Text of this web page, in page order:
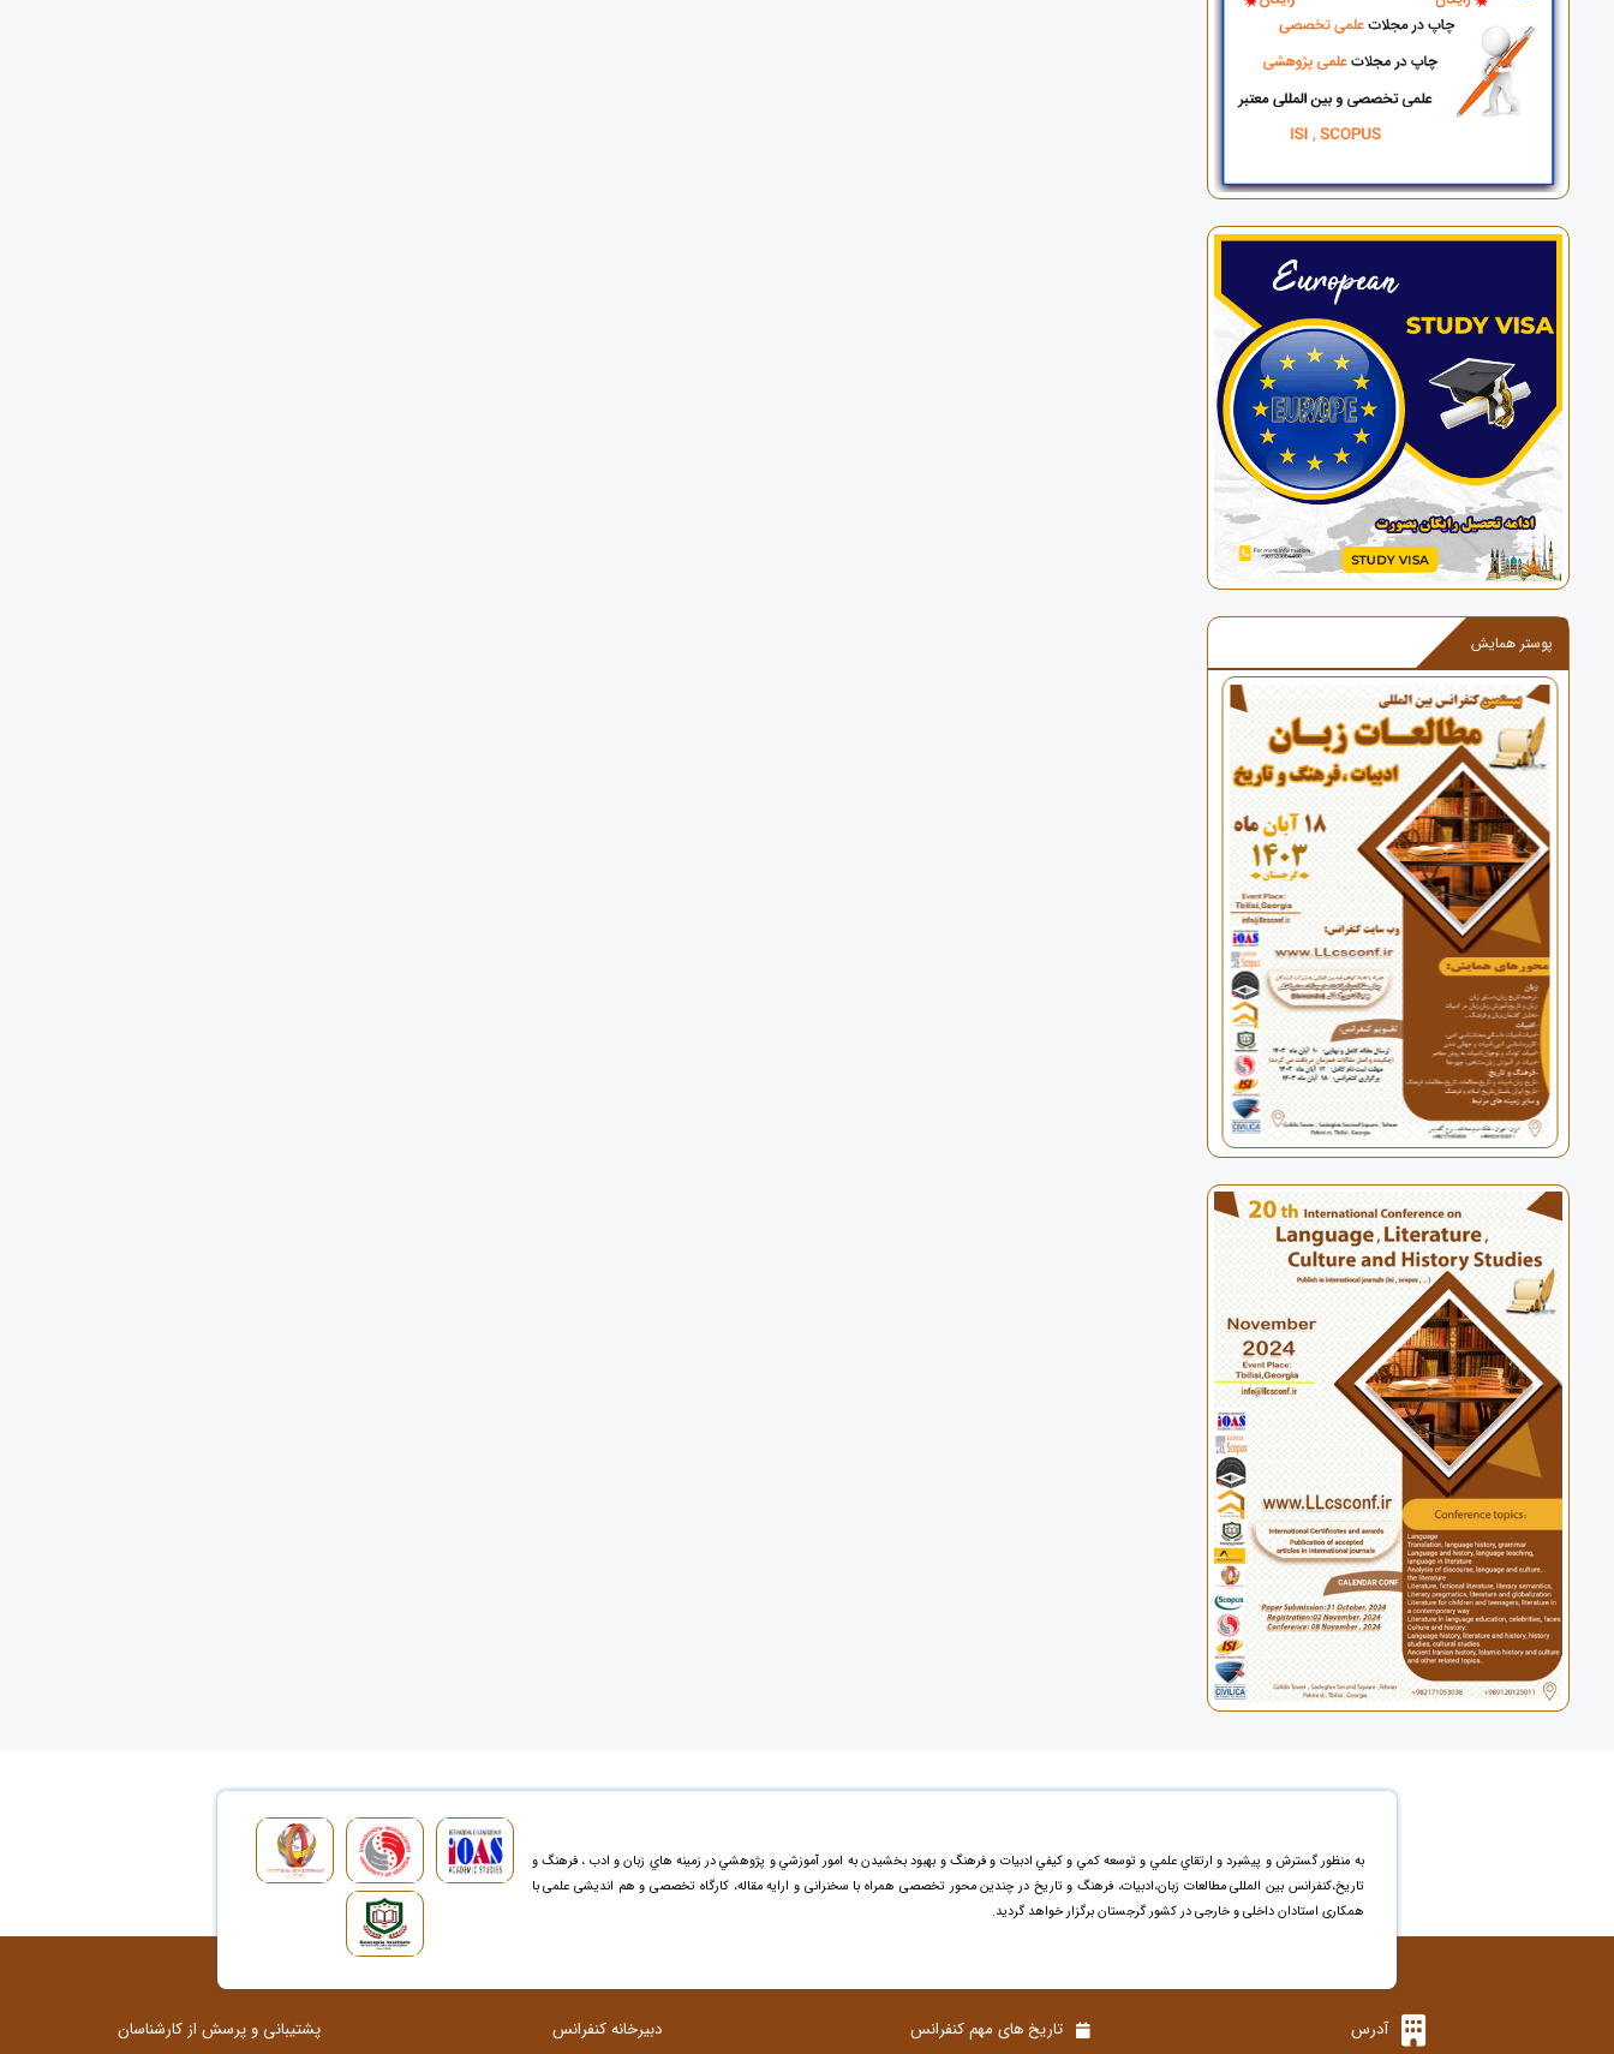
پوستر همایش
به منظور گسترش و پيشبرد و ارتقاي علمي و توسعه کمي و کيفي ادبیات و فرهنگ و بهبود بخشيدن به امور آموزشي و پژوهشي در زمينه هاي زبان و ادب ، فرهنگ و
تاریخ،کنفرانس بین المللی مطالعات زبان،ادبیات، فرهنگ و تاریخ در چندین محور تخصصی همراه با سخنرانی و ارایه مقاله، کارگاه تخصصی و هم اندیشی علمی با
همکاری استادان داخلی و خارجی در کشور گرجستان برگزار خواهد گردید.
آدرس تاریخ های مهم کنفرانس دبیرخانه کنفرانس پشتیبانی و پرسش از کارشناسان